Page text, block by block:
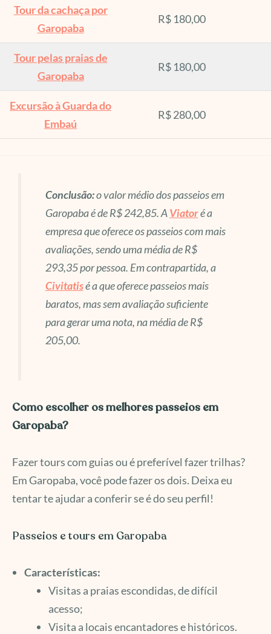
Tour da cachaça por
Garopaba
R$ 180,00
Tour pelas praias de
Garopaba
R$ 180,00
Excursão à Guarda do
Embaú
R$ 280,00
Conclusão:o valor médio dos passeios em
Garopaba é de R$ 242,85. AViatoré a
empresa que oferece os passeios com mais
avaliações, sendo uma média de R$
293,35 por pessoa. Em contrapartida, a
Civitatisé a que oferece passeios mais
baratos, mas sem avaliação suficiente
para gerar uma nota, na média de R$
205,00.
Como escolher os melhores passeios em
Garopaba?
Fazer tours com guias ou é preferível fazer trilhas?
Em Garopaba, você pode fazer os dois. Deixa eu
tentar te ajudar a conferir se é do seu perfil!
Passeios e tours em Garopaba
Características:
Visitas a praias escondidas, de difícil
acesso;
Visita a locais encantadores e históricos.